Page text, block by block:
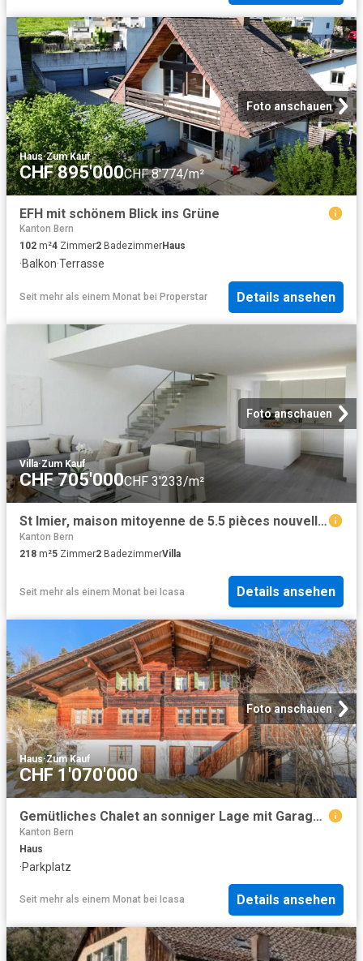
Foto anschauen
Haus·Zum Kauf
CHF 895'000CHF 8'774/m²
EFH mit schönem Blick ins Grüne
Kanton Bern
102 m²4 Zimmer2 BadezimmerHaus
·Balkon·Terrasse
Seit mehr als einem Monat bei Properstar Details ansehen
Foto anschauen
Villa·Zum Kauf
CHF 705'000CHF 3'233/m²
St Imier, maison mitoyenne de 5.5 pièces nouvelle construction
Kanton Bern
218 m²5 Zimmer2 BadezimmerVilla
Seit mehr als einem Monat bei Icasa Details ansehen
Foto anschauen
Haus·Zum Kauf
CHF 1'070'000
Gemütliches Chalet an sonniger Lage mit Garage und schöner Aussicht
Kanton Bern
Haus
·Parkplatz
Seit mehr als einem Monat bei Icasa Details ansehen